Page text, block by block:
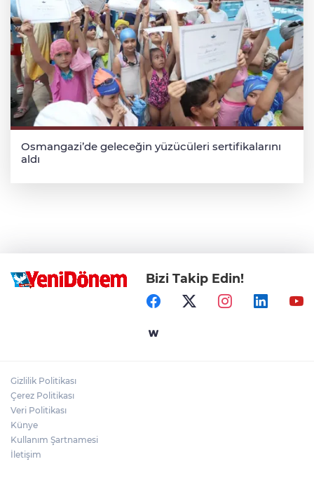
Osmangazi’de geleceğin yüzücüleri sertifikalarını
aldı
Bizi Takip Edin!
Gizlilik Politikası
Çerez Politikası
Veri Politikası
Künye
Kullanım Şartnamesi
İletişim